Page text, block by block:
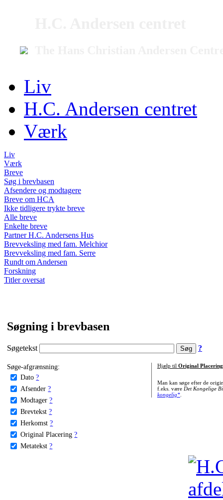
Liv
H.C. Andersen centret
Værk
Liv
Værk
Breve
Søg i brevbasen
Afsendere og modtagere
Breve om HCA
Ikke tidligere trykte breve
Alle breve
Enkelte breve
Partner H.C. Andersens Hus
Brevveksling med fam. Melchior
Brevveksling med fam. Serre
Rundt om Andersen
Forskning
Titler oversat
Søgning i brevbasen
Søgetekst ?
Søge-afgrænsning:
Dato ?
Afsender ?
Modtager ?
Brevtekst ?
Herkomst ?
Original Placering ?
Metatekst ?
Hjælp til Original Placering
Man kan søge efter de
f.eks. være Det Kongelige
kongelig*.